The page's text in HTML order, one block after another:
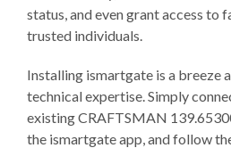
status, and even grant access to
trusted individuals.
Installing ismartgate is a breeze
technical expertise. Simply
existing CRAFTSMAN
the ismartgate app, and follow